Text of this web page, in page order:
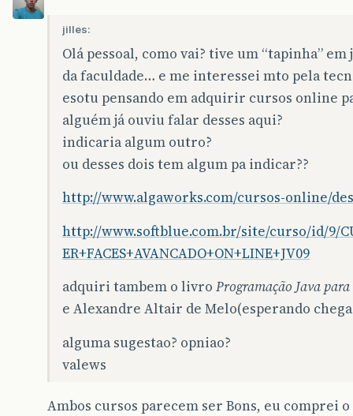
jilles:
Olá pessoal, como vai? tive um “tapinha”
da faculdade… e me interessei mto pela
esotu pensando em adquirir cursos online
alguém já ouviu falar desses aqui?
indicaria algum outro?
ou desses dois tem algum pa indicar??
http://www.algaworks.com/cursos-online/
http://www.softblue.com.br/site/curso/id/9/
ER+FACES+AVANCADO+ON+LINE+JV09
adquiri tambem o livro Programação Java
e Alexandre Altair de Melo(esperando
alguma sugestao? opniao?
valews
Ambos cursos parecem ser Bons, eu comprei o